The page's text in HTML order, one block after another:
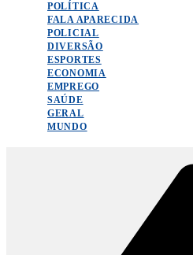
POLÍTICA
FALA APARECIDA
POLICIAL
DIVERSÃO
ESPORTES
ECONOMIA
EMPREGO
SAÚDE
GERAL
MUNDO